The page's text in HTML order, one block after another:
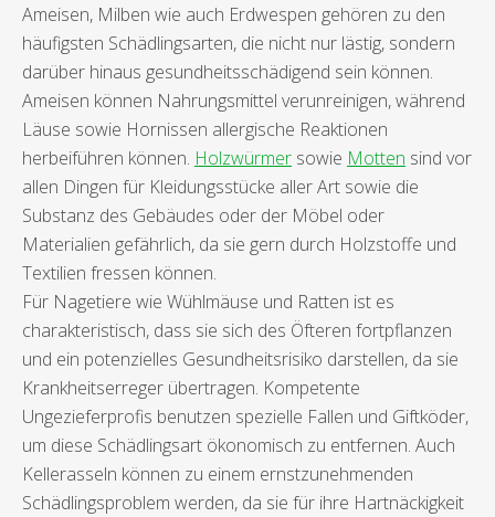
Ameisen, Milben wie auch Erdwespen gehören zu den
häufigsten Schädlingsarten, die nicht nur lästig, sondern
darüber hinaus gesundheitsschädigend sein können.
Ameisen können Nahrungsmittel verunreinigen, während
Läuse sowie Hornissen allergische Reaktionen
herbeiführen können. Holzwürmer sowie Motten sind vor
allen Dingen für Kleidungsstücke aller Art sowie die
Substanz des Gebäudes oder der Möbel oder
Materialien gefährlich, da sie gern durch Holzstoffe und
Textilien fressen können.
Für Nagetiere wie Wühlmäuse und Ratten ist es
charakteristisch, dass sie sich des Öfteren fortpflanzen
und ein potenzielles Gesundheitsrisiko darstellen, da sie
Krankheitserreger übertragen. Kompetente
Ungezieferprofis benutzen spezielle Fallen und Giftköder,
um diese Schädlingsart ökonomisch zu entfernen. Auch
Kellerasseln können zu einem ernstzunehmenden
Schädlingsproblem werden, da sie für ihre Hartnäckigkeit